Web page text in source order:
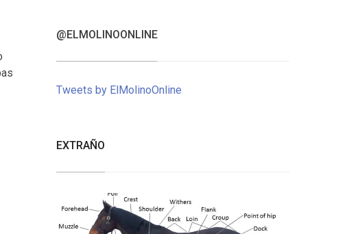
@ELMOLINOONLINE
Tweets by ElMolinoOnline
EXTRAÑO